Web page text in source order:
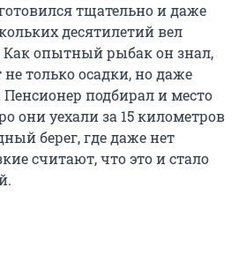
тщательно и даже
десятилетий вел
опытный рыбак он знал,
только осадки, но даже
подбирал и место
они уехали за 15 километров
берег, где даже нет
считают, что это и стало